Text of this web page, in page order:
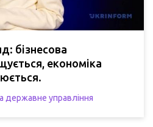
бізнесова
економіка
державне управління